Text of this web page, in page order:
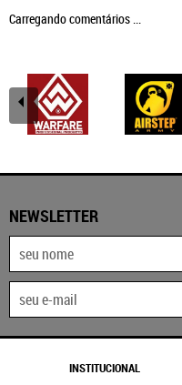
Carregando comentários ...
NEWSLETTER
INSTITUCIONAL